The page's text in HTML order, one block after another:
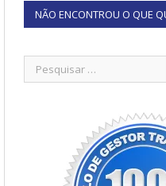
NÃO ENCONTROU O QUE